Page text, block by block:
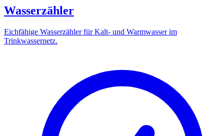
Wasserzähler
Eichfähige Wasserzähler für Kalt- und Warmwasser im
Trinkwassernetz.